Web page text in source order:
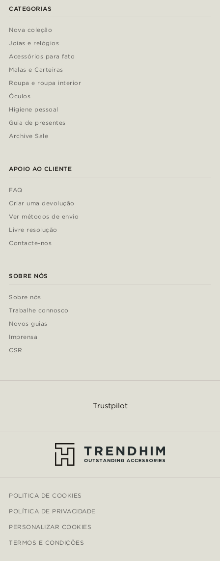
CATEGORIAS
Nova coleção
Joias e relógios
Acessórios para fato
Malas e Carteiras
Roupa e roupa interior
Óculos
Higiene pessoal
Guia de presentes
Archive Sale
APOIO AO CLIENTE
FAQ
Criar uma devolução
Ver métodos de envio
Livre resolução
Contacte-nos
SOBRE NÓS
Sobre nós
Trabalhe connosco
Novos guias
Imprensa
CSR
Trustpilot
POLITICA DE COOKIES
POLÍTICA DE PRIVACIDADE
PERSONALIZAR COOKIES
TERMOS E CONDIÇÕES